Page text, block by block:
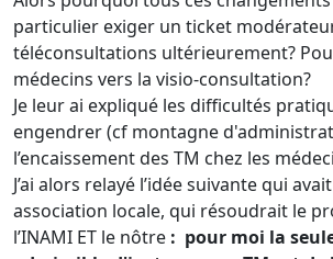
particulier exiger un ticket
téléconsultations ultérieurement?
médecins vers la visio-consultation?
Je leur ai expliqué les difficultés
engendrer (cf montagne
l’encaissement des TM chez les
J’ai alors relayé l’idée suivante qui
association locale, qui résoudrait le
l’INAMI ET le nôtre : pour moi la